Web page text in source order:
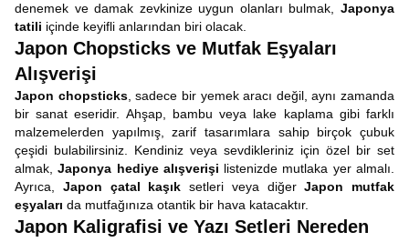
denemek ve damak zevkinize uygun olanları bulmak, Japonya
tatili içinde keyifli anlarından biri olacak.
Japon Chopsticks ve Mutfak Eşyaları
Alışverişi
Japon chopsticks, sadece bir yemek aracı değil, aynı zamanda
bir sanat eseridir. Ahşap, bambu veya lake kaplama gibi farklı
malzemelerden yapılmış, zarif tasarımlara sahip birçok çubuk
çeşidi bulabilirsiniz. Kendiniz veya sevdikleriniz için özel bir set
almak,Japonya hediye alışverişi listenizde mutlaka yer almalı.
Ayrıca, Japon çatal kaşık setleri veya diğerJapon mutfak
eşyaları da mutfağınıza otantik bir hava katacaktır.
Japon Kaligrafisi ve Yazı Setleri Nereden